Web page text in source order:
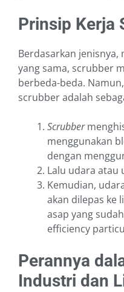
Prinsip Kerja
Berdasarkan
yang sama, scrubber
berbeda-beda.
scrubber adalah
Scrubber
menggunakan
dengan
Lalu udara atau
Kemudian,
akan dilepas ke
asap yang
efficiency
Perannya
Industri dan